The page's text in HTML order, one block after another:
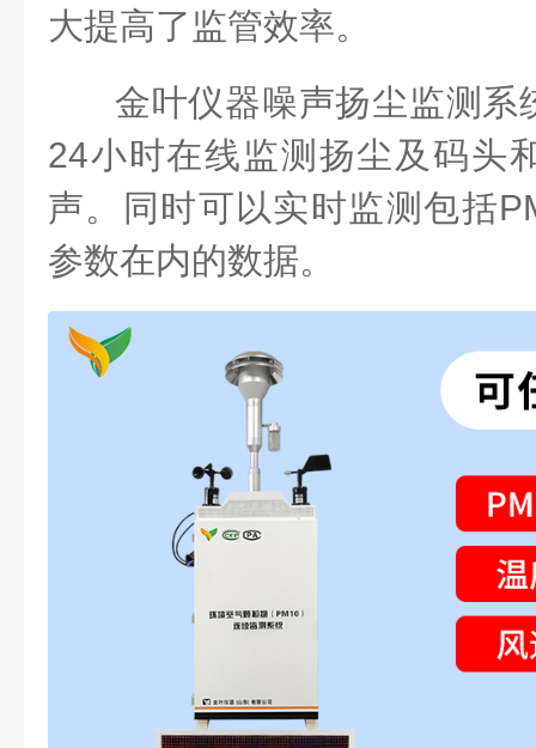
大提高了监管效率。
金叶仪器噪声扬尘监测系
24小时在线监测扬尘及码头
声。同时可以实时监测包括
参数在内的数据。